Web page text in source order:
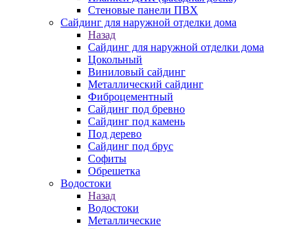
Стеновые панели ПВХ
Сайдинг для наружной отделки дома
Назад
Сайдинг для наружной отделки дома
Цокольный
Виниловый сайдинг
Металлический сайдинг
Фиброцементный
Сайдинг под бревно
Сайдинг под камень
Под дерево
Сайдинг под брус
Софиты
Обрешетка
Водостоки
Назад
Водостоки
Металлические